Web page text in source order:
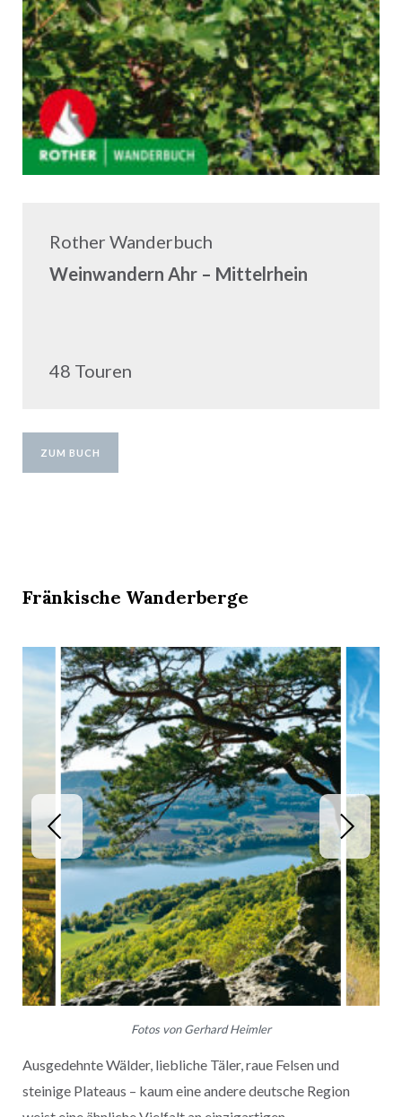
Rother Wanderbuch
Weinwandern Ahr – Mittelrhein
48 Touren
ZUM BUCH
Fränkische Wanderberge
Fotos von Gerhard Heimler
Ausgedehnte Wälder, liebliche Täler, raue Felsen und
steinige Plateaus – kaum eine andere deutsche Region